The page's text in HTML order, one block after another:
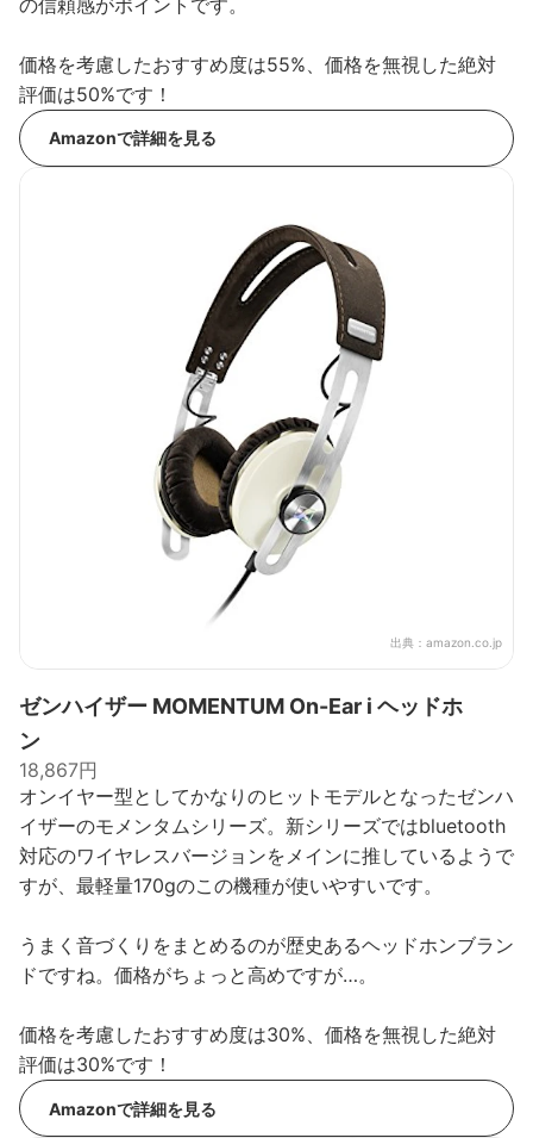
価格を考慮したおすすめ度は55%、価格を無視した絶対
評価は50%です！
Amazonで詳細を見る
出典： amazon.co.jp
ゼンハイザー MOMENTUM On-Ear i ヘッドホ
ン
18,867円
オンイヤー型としてかなりのヒットモデルとなったゼンハ
イザーのモメンタムシリーズ。新シリーズではbluetooth
対応のワイヤレスバージョンをメインに推しているようで
すが、最軽量170gのこの機種が使いやすいです。
うまく音づくりをまとめるのが歴史あるヘッドホンブラン
ドですね。価格がちょっと高めですが…。
価格を考慮したおすすめ度は30%、価格を無視した絶対
評価は30%です！
Amazonで詳細を見る